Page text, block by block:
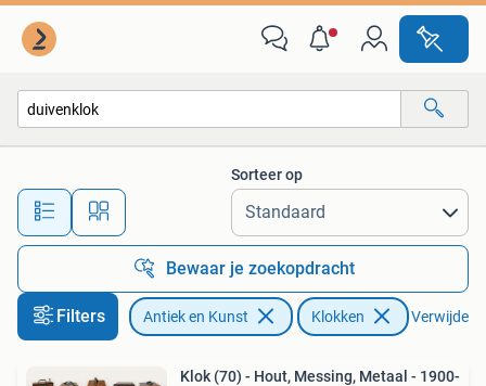
Alle afstanden…
Sorteer op
Bewaar je zoekopdracht
Filters Antiek en Kunst Klokken Verwijder
Klok (70) - Hout, Messing, Metaal - 1900-